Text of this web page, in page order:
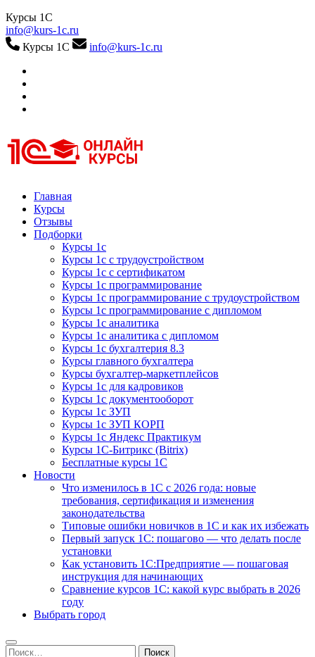
Курсы 1С
info@kurs-1c.ru
Курсы 1С
info@kurs-1c.ru
Курсы 1С
Курсы 1С официальная сертификация
Главная
Курсы
Отзывы
Подборки
Курсы 1с
Курсы 1с с трудоустройством
Курсы 1с с сертификатом
Курсы 1с программирование
Курсы 1с программирование с трудоустройством
Курсы 1с программирование с дипломом
Курсы 1с аналитика
Курсы 1с аналитика с дипломом
Курсы 1с бухгалтерия 8.3
Курсы главного бухгалтера
Курсы бухгалтер-маркетплейсов
Курсы 1с для кадровиков
Курсы 1с документооборот
Курсы 1с ЗУП
Курсы 1с ЗУП КОРП
Курсы 1с Яндекс Практикум
Курсы 1С-Битрикс (Bitrix)
Бесплатные курсы 1С
Новости
Что изменилось в 1С с 2026 года: новые
требования, сертификация и изменения
законодательства
Типовые ошибки новичков в 1С и как их избежать
Первый запуск 1С: пошагово — что делать после
установки
Как установить 1С:Предприятие — пошаговая
инструкция для начинающих
Сравнение курсов 1С: какой курс выбрать в 2026
году
Выбрать город
Найти: